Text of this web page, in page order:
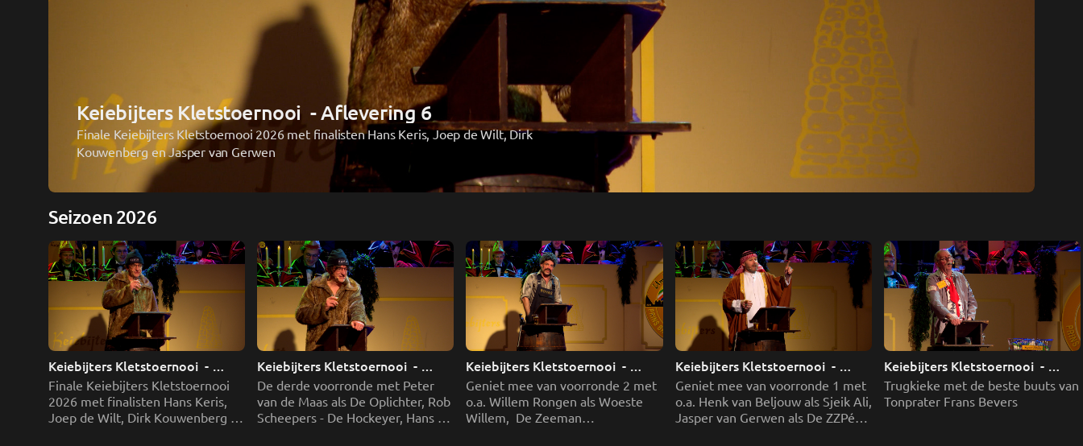
Keiebijters Kletstoernooi  - Aflevering 6
Finale Keiebijters Kletstoernooi 2026 met finalisten Hans Keris, Joep de Wilt, Dirk
Seizoen 2026
Keiebijters Kletstoernooi  -
Aflevering 6
Finale Keiebijters Kletstoernooi
2026 met finalisten Hans Keris,
Joep de Wilt, Dirk Kouwenberg en
Keiebijters Kletstoernooi  -
Aflevering 5
De derde voorronde met Peter
van de Maas als De Oplichter, Rob
Scheepers - De Hockeyer, Hans
Keiebijters Kletstoernooi  -
Aflevering  4
Geniet mee van voorronde 2 met
o.a. Willem Rongen als Woeste
Willem,  De Zeeman
Keiebijters Kletstoernooi  -
Aflevering 3
Geniet mee van voorronde 1 met
o.a. Henk van Beljouw als Sjeik Ali,
Jasper van Gerwen als De ZZPér
Keiebijters Kletstoernooi  -
Aflevering 2
Trugkieke met de beste buuts van
Tonprater Frans Bevers